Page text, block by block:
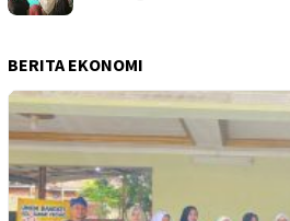
BERITA EKONOMI